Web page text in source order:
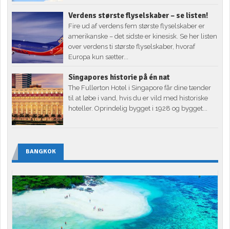
Verdens største flyselskaber – se listen!
Fire ud af verdens fem største flyselskaber er
amerikanske – det sidste er kinesisk. Se her listen
over verdens ti største flyselskaber, hvoraf
Europa kun sætter...
Singapores historie på én nat
The Fullerton Hotel i Singapore får dine tænder
til at løbe i vand, hvis du er vild med historiske
hoteller. Oprindelig bygget i 1928 og bygget...
BANGKOK